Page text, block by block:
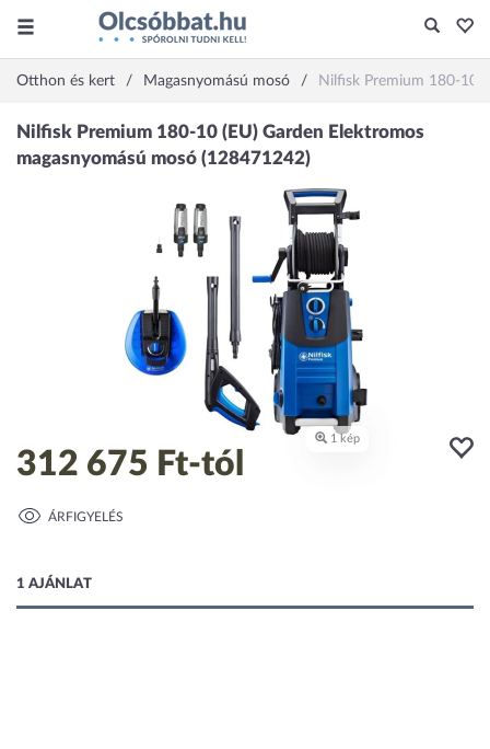
Otthon és kert Magasnyomású mosó Nilfisk Premium 180-10
312 675 Ft-tól
ÁRFIGYELÉS
1 AJÁNLAT